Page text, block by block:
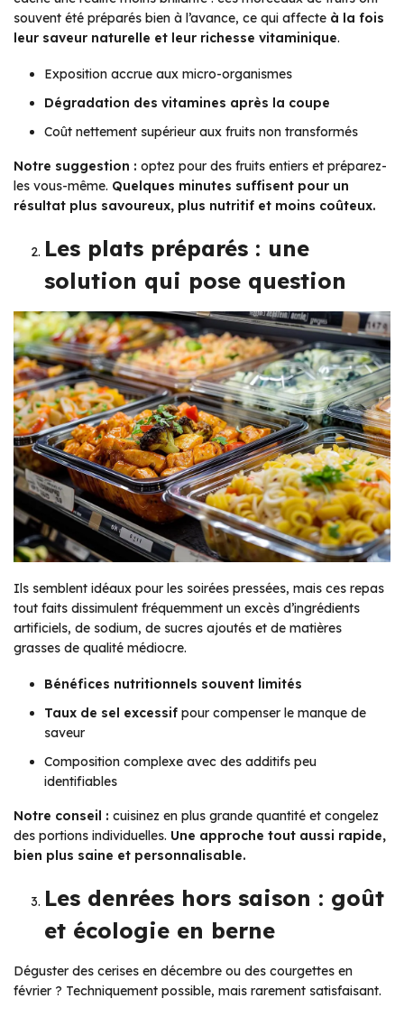
souvent été préparés bien à l’avance, ce qui affecte à la fois
leur saveur naturelle et leur richesse vitaminique.
Exposition accrue aux micro-organismes
Dégradation des vitamines après la coupe
Coût nettement supérieur aux fruits non transformés
Notre suggestion : optez pour des fruits entiers et préparez-
les vous-même. Quelques minutes suffisent pour un
résultat plus savoureux, plus nutritif et moins coûteux.
Les plats préparés : une
solution qui pose question
Ils semblent idéaux pour les soirées pressées, mais ces repas
tout faits dissimulent fréquemment un excès d’ingrédients
artificiels, de sodium, de sucres ajoutés et de matières
grasses de qualité médiocre.
Bénéfices nutritionnels souvent limités
Taux de sel excessif pour compenser le manque de
saveur
Composition complexe avec des additifs peu
identifiables
Notre conseil : cuisinez en plus grande quantité et congelez
des portions individuelles. Une approche tout aussi rapide,
bien plus saine et personnalisable.
Les denrées hors saison : goût
et écologie en berne
Déguster des cerises en décembre ou des courgettes en
février ? Techniquement possible, mais rarement satisfaisant.